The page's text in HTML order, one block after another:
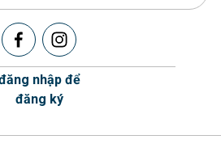
nhập để
đăng ký